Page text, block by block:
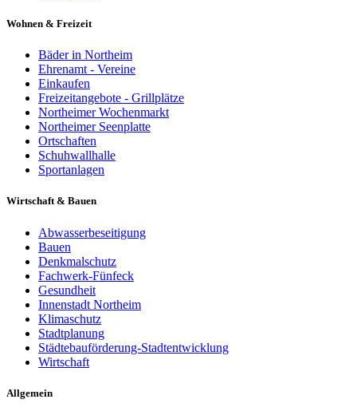
Wohnen & Freizeit
Bäder in Northeim
Ehrenamt - Vereine
Einkaufen
Freizeitangebote - Grillplätze
Northeimer Wochenmarkt
Northeimer Seenplatte
Ortschaften
Schuhwallhalle
Sportanlagen
Wirtschaft & Bauen
Abwasserbeseitigung
Bauen
Denkmalschutz
Fachwerk-Fünfeck
Gesundheit
Innenstadt Northeim
Klimaschutz
Stadtplanung
Städtebauförderung-Stadtentwicklung
Wirtschaft
Allgemein